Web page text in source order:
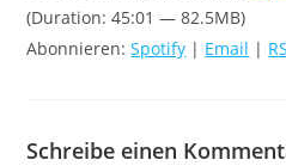
(Duration: 45:01 — 82.5MB)
Abonnieren:Spotify | Email |
Schreibe einen